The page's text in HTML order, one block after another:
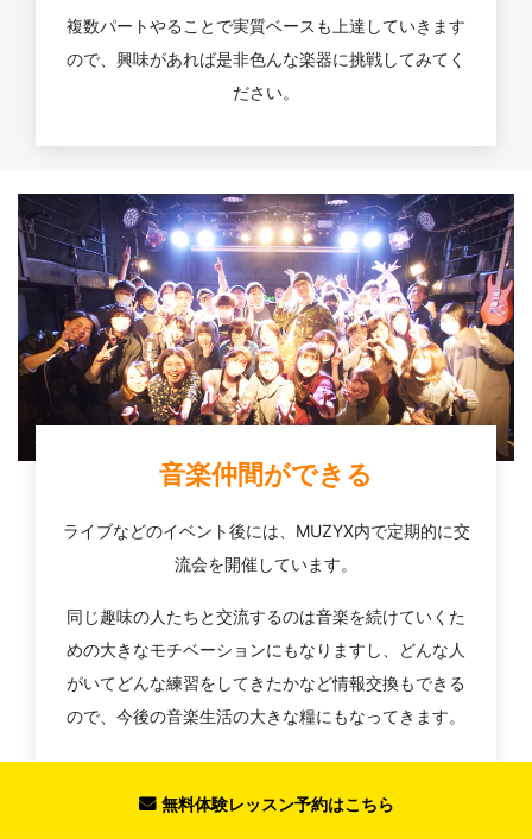
複数パートやることで実質ベースも上達していきます
ので、興味があれば是非色んな楽器に挑戦してみてく
ださい。
音楽仲間ができる
ライブなどのイベント後には、MUZYX内で定期的に交
流会を開催しています。
同じ趣味の人たちと交流するのは音楽を続けていくた
めの大きなモチベーションにもなりますし、どんな人
がいてどんな練習をしてきたかなど情報交換もできる
ので、今後の音楽生活の大きな糧にもなってきます。
また、MUZYXは一人で加入される方が多いため「始め
たての方が一人で参加しても楽しめるイベント」を心
無料体験レッスン予約はこちら